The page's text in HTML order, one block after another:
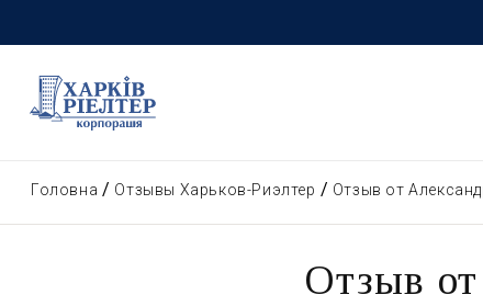
Головна Отзывы Харьков-Риэлтер Отзыв от
Отзыв